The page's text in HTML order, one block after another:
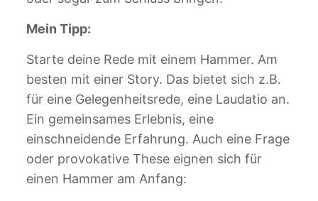
Mein Tipp:
Starte deine Rede mit einem Hammer. Am
besten mit einer Story. Das bietet sich z.B.
für eine Gelegenheitsrede, eine Laudatio an.
Ein gemeinsames Erlebnis, eine
einschneidende Erfahrung. Auch eine Frage
oder provokative These eignen sich für
einen Hammer am Anfang: